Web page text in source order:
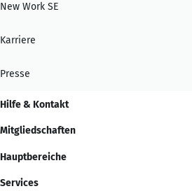
New Work SE
Karriere
Presse
Hilfe & Kontakt
Mitgliedschaften
Hauptbereiche
Services